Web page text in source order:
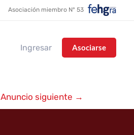
Asociación miembro N° 53
Ingresar Asociarse
Anuncio siguiente →